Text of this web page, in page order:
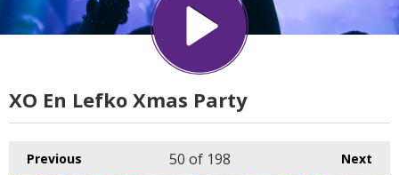
XO En Lefko Xmas Party
Previous Next
50 of 198